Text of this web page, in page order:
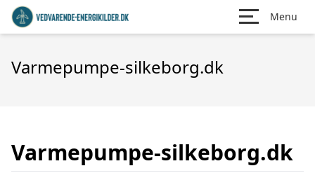
Menu
Varmepumpe-silkeborg.dk
Varmepumpe-silkeborg.dk